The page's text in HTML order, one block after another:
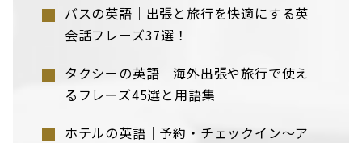
バスの英語｜出張と旅行を快適にする英
会話フレーズ37選！
タクシーの英語｜海外出張や旅行で使え
るフレーズ45選と用語集
ホテルの英語｜予約・チェックイン〜ア